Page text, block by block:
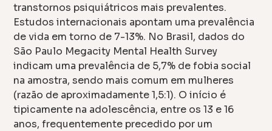
transtornos psiquiátricos mais prevalentes.
Estudos internacionais apontam uma prevalência
de vida em torno de 7-13%. No Brasil, dados do
São Paulo Megacity Mental Health Survey
indicam uma prevalência de 5,7% de fobia social
na amostra, sendo mais comum em mulheres
(razão de aproximadamente 1,5:1). O início é
tipicamente na adolescência, entre os 13 e 16
anos, frequentemente precedido por um